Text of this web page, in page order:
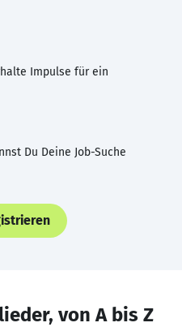
Impulse für ein
Du Deine Job-Suche
von A bis Z